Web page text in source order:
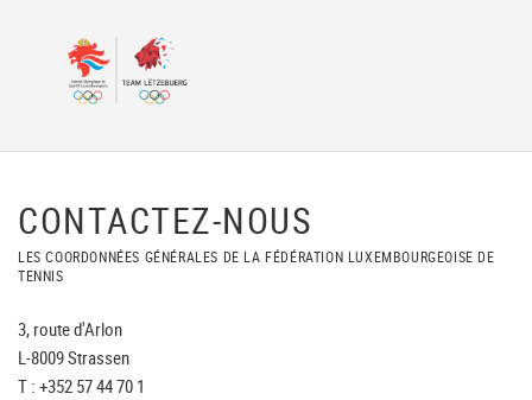
CONTACTEZ-NOUS
LES COORDONNÉES GÉNÉRALES DE LA FÉDÉRATION LUXEMBOURGEOISE DE
TENNIS
3, route d'Arlon
L-8009 Strassen
T : +352 57 44 70 1